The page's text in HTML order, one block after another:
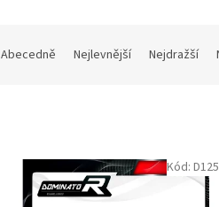
Abecedně Nejlevnější Nejdražší
Kód: